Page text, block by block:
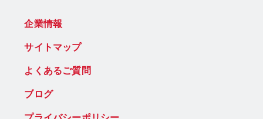
企業情報
サイトマップ
よくあるご質問
ブログ